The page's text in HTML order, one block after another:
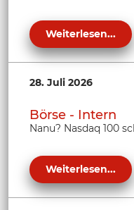
Weiterlesen...
28. Juli 2026
Börse - Intern
Nanu? Nasdaq 100
Weiterlesen...